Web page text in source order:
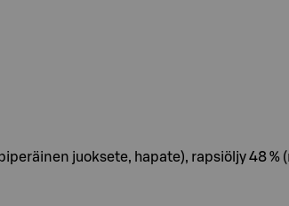
juoksete, hapate), rapsiöljy 48 %